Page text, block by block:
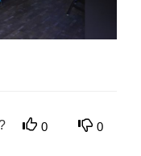
0 0